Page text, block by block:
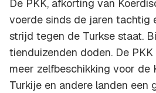
De PKK, afkorting van
voerde sinds de jaren tachtig
strijd tegen de Turkse staat.
tienduizenden doden. De
meer zelfbeschikking voor de
Turkije en andere landen een